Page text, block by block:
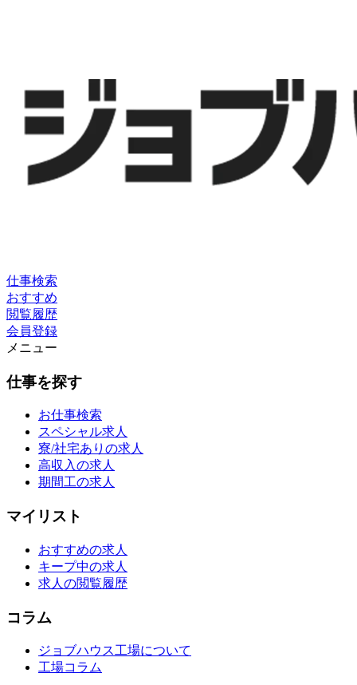
仕事検索
おすすめ
閲覧履歴
会員登録
メニュー
仕事を探す
お仕事検索
スペシャル求人
寮/社宅ありの求人
高収入の求人
期間工の求人
マイリスト
おすすめの求人
キープ中の求人
求人の閲覧履歴
コラム
ジョブハウス工場について
工場コラム